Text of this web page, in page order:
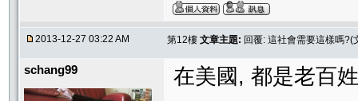
2013-12-27 03:22 AM 第12樓 文章主題: 回覆: 這社會需要這樣嗎?(
schang99 在美國, 都是老百